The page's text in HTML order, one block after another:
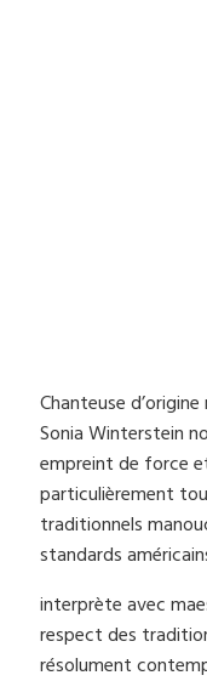
Chanteuse
Sonia Winterstein
empreint de force
particulièrement
traditionnels
standards
interprète avec
respect des
résolument